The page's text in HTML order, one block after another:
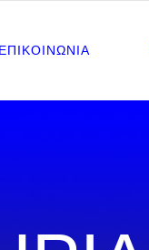
ΕΠΙΚΟΙΝΩΝΙΑ